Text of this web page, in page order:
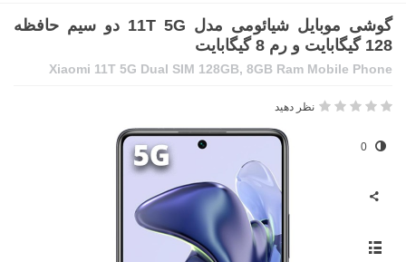
گوشی موبایل شیائومی مدل 11T 5G دو سیم حافظه
128 گیگابایت و رم 8 گیگابایت
Xiaomi 11T 5G Dual SIM 128GB, 8GB Ram Mobile Phone
نظر دهید
0